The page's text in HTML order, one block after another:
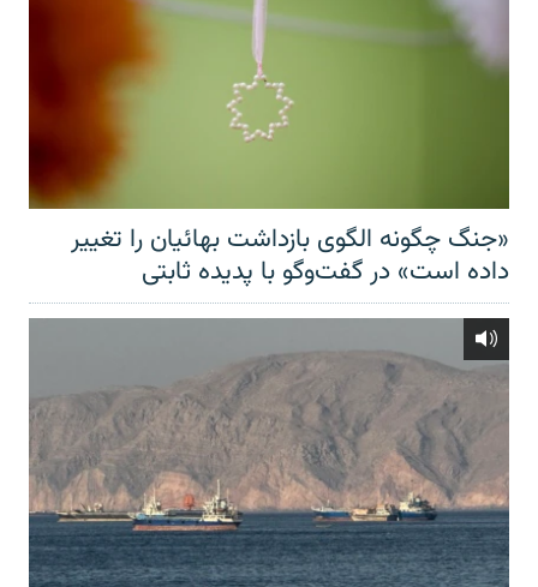
«جنگ چگونه الگوی بازداشت بهائیان را تغییر
داده است» در گفت‌وگو با پدیده ثابتی